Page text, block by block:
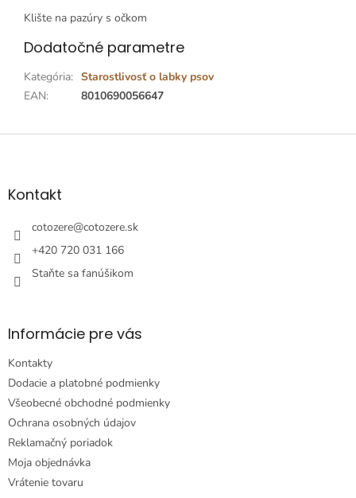
Klište na pazúry s očkom
Dodatočné parametre
Kategória: Starostlivosť o labky psov
EAN: 8010690056647
Z
äKontakt
cotozere@cotozere.sk
+420 720 031 166
Staňte sa fanúšikom
Informácie pre vás
Kontakty
Dodacie a platobné podmienky
Všeobecné obchodné podmienky
Ochrana osobných údajov
Reklamačný poriadok
Moja objednávka
Vrátenie tovaru